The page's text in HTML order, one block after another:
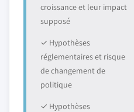
croissance et leur impact
supposé
✓ Hypothèses
réglementaires et risque
de changement de
politique
✓ Hypothèses